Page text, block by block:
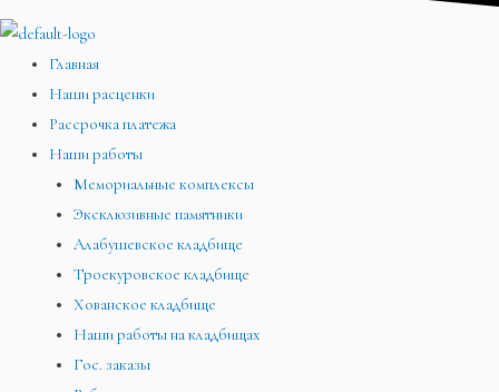
Главная
Наши расценки
Рассрочка платежа
Наши работы
Мемориальные комплексы
Эксклюзивные памятники
Алабушевское кладбище
Троекуровское кладбище
Хованское кладбище
Наши работы на кладбищах
Гос. заказы